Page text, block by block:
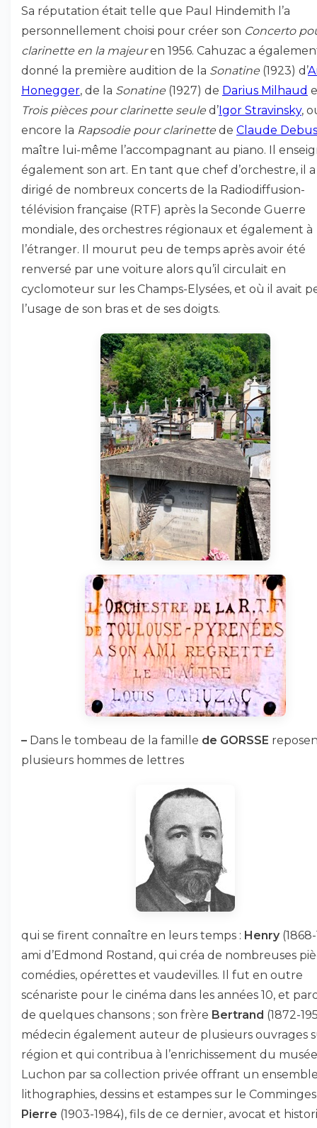
Sa réputation était telle que Paul Hindemith l’a
personnellement choisi pour créer son Concerto
clarinette en la majeuren 1956. Cahuzac a
donné la première audition de la Sonatine (1923) d’
Honegger, de la Sonatine (1927) de Darius Milhaud
Trois pièces pour clarinette seule d’Igor Stravinsky,
encore la Rapsodie pour clarinette de Claude
maître lui-même l’accompagnant au piano. Il
également son art. En tant que chef d’orchestre, il a
dirigé de nombreux concerts de la Radiodiffusion-
télévision française (RTF) après la Seconde Guerre
mondiale, des orchestres régionaux et également à
l’étranger. Il mourut peu de temps après avoir été
renversé par une voiture alors qu’il circulait en
cyclomoteur sur les Champs-Elysées, et où il avait
l’usage de son bras et de ses doigts.
– Dans le tombeau de la famille de GORSSE
plusieurs hommes de lettres
qui se firent connaître en leurs temps : Henry
ami d’Edmond Rostand, qui créa de nombreuses
comédies, opérettes et vaudevilles. Il fut en outre
scénariste pour le cinéma dans les années 10, et
de quelques chansons ; son frère Bertrand (1872-
médecin également auteur de plusieurs ouvrages
région et qui contribua à l’enrichissement du
Luchon par sa collection privée offrant un
lithographies, dessins et estampes sur le Comminges
Pierre (1903-1984), fils de ce dernier, avocat et